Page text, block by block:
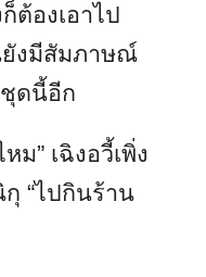
ต้องเอาไป
ยังมีสัมภาษณ์
ดนี้อีก
ม” เฉิงอวี้เพิ่ง
“ไปกินร้าน